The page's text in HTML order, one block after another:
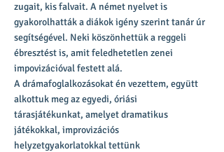
zugait, kis falvait. A német nyelvet is
gyakorolhatták a diákok igény szerint tanár úr
segítségével. Neki köszönhettük a reggeli
ébresztést is, amit feledhetetlen zenei
impovizációval festett alá.
A drámafoglalkozásokat én vezettem, együtt
alkottuk meg az egyedi, óriási
tárasjátékunkat, amelyet dramatikus
játékokkal, improvizációs
helyzetgyakorlatokkal tettünk